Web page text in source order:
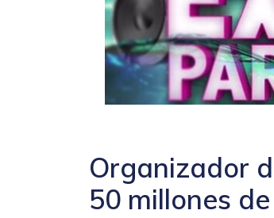
Organizador
50 millones